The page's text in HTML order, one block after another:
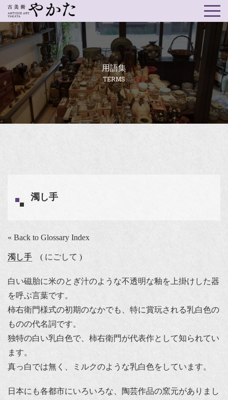
用語集
TERMS
濁し手
« Back to Glossary Index
濁し手 ( にごして )
白い磁胎に米のとぎ汁のような不透明な釉を上掛けした器
を呼ぶ言葉です。
柿右衛門様式の初期のなかでも、特に賞玩される乳白色の
ものの代名詞です。
独特の白い乳白色で、柿右衛門が代表作として知られてい
ます。
真っ白では無く、ミルクのような乳白色をしています。
日本にも各都市にいろいろな、陶芸作品の窯元がありまし